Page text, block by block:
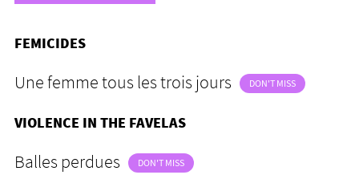
FEMICIDES
Une femme tous les trois jours DON'T MISS
VIOLENCE IN THE FAVELAS
Balles perdues DON'T MISS